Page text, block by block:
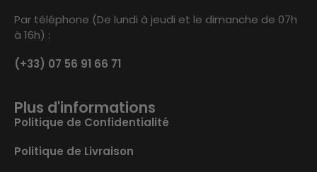
Par téléphone (De lundi à jeudi et le dimanche de 07h
à 16h) :
(+33) 07 56 91 66 71
Plus d'informations
Politique de Confidentialité
Politique de Livraison